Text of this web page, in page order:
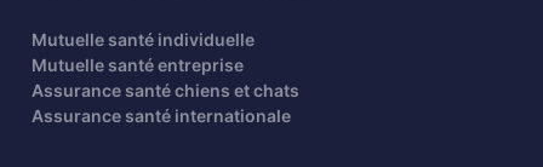
Mutuelle santé individuelle
Mutuelle santé entreprise
Assurance santé chiens et chats
Assurance santé internationale